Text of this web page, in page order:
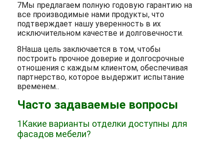
7Мы предлагаем полную годовую гарантию на
все производимые нами продукты, что
подтверждает нашу уверенность в их
исключительном качестве и долговечности.
8Наша цель заключается в том, чтобы
построить прочное доверие и долгосрочные
отношения с каждым клиентом, обеспечивая
партнерство, которое выдержит испытание
временем..
Часто задаваемые вопросы
1Какие варианты отделки доступны для
фасадов мебели?